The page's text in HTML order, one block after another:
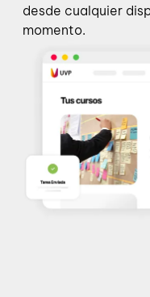
desde cualquier
momento.